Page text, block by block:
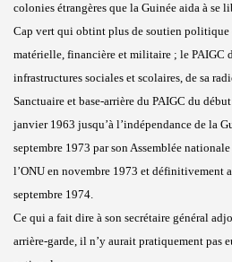
colonies étrangères que la Guinée aida à se
Cap vert qui obtint plus de soutien politique
matérielle, financière et militaire ; le PAIGC
infrastructures sociales et scolaires, de sa
Sanctuaire et base-arrière du PAIGC du
janvier 1963 jusqu’à l’indépendance de la
septembre 1973 par son Assemblée
l’ONU en novembre 1973 et définitivement
septembre 1974.
Ce qui a fait dire à son secrétaire général
arrière-garde, il n’y aurait pratiquement pas